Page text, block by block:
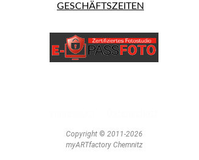
GESCHÄFTSZEITEN
Copyright © 2011-2026
myARTfactory Chemnitz